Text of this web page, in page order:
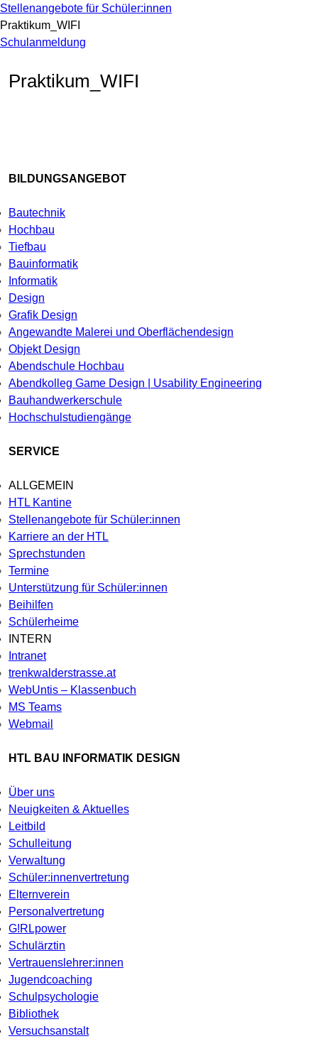
Stellenangebote für Schüler:innen
Praktikum_WIFI
Schulanmeldung
Praktikum_WIFI
BILDUNGSANGEBOT
Bautechnik
Hochbau
Tiefbau
Bauinformatik
Informatik
Design
Grafik Design
Angewandte Malerei und Oberflächendesign
Objekt Design
Abendschule Hochbau
Abendkolleg Game Design | Usability Engineering
Bauhandwerkerschule
Hochschulstudiengänge
SERVICE
ALLGEMEIN
HTL Kantine
Stellenangebote für Schüler:innen
Karriere an der HTL
Sprechstunden
Termine
Unterstützung für Schüler:innen
Beihilfen
Schülerheime
INTERN
Intranet
trenkwalderstrasse.at
WebUntis – Klassenbuch
MS Teams
Webmail
HTL BAU INFORMATIK DESIGN
Über uns
Neuigkeiten & Aktuelles
Leitbild
Schulleitung
Verwaltung
Schüler:innenvertretung
Elternverein
Personalvertretung
G!RLpower
Schulärztin
Vertrauenslehrer:innen
Jugendcoaching
Schulpsychologie
Bibliothek
Versuchsanstalt